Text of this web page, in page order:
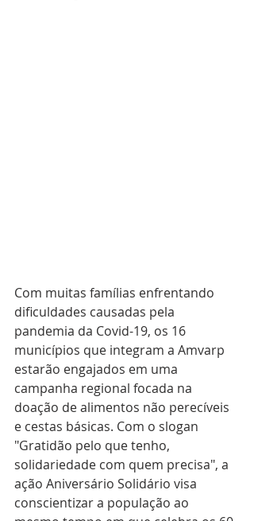
Com muitas famílias enfrentando
dificuldades causadas pela
pandemia da Covid-19, os 16
municípios que integram a Amvarp
estarão engajados em uma
campanha regional focada na
doação de alimentos não perecíveis
e cestas básicas. Com o slogan
"Gratidão pelo que tenho,
solidariedade com quem precisa", a
ação Aniversário Solidário visa
conscientizar a população ao